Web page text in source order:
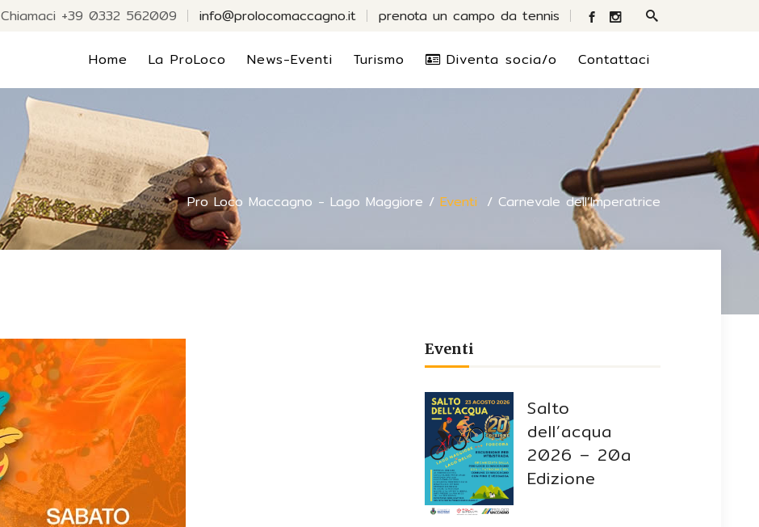
Chiamaci +39 0332 562009 info@prolocomaccagno.it prenota un campo da tennis
Home La ProLoco News-Eventi Turismo Diventa socia/o Contattaci
Pro Loco Maccagno - Lago Maggiore / Eventi / Carnevale dell’Imperatrice
Eventi
Salto
dell’acqua
2026 – 20a
Edizione